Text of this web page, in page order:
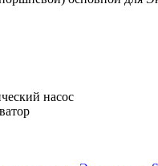
насос